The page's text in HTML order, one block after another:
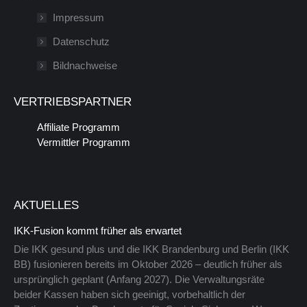
Fenster
wird
neuen
geöffnet
Impressum
Datenschutz
Bildnachweise
VERTRIEBSPARTNER
Affiliate Programm
Vermittler Programm
AKTUELLES
IKK-Fusion kommt früher als erwartet
Die IKK gesund plus und die IKK Brandenburg und Berlin (IKK
BB) fusionieren bereits im Oktober 2026 – deutlich früher als
ursprünglich geplant (Anfang 2027). Die Verwaltungsräte
beider Kassen haben sich geeinigt, vorbehaltlich der